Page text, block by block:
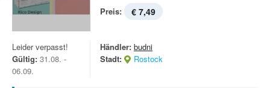
Preis: € 7,49
Leider verpasst!
Gültig: 31.08. -
06.09.
Händler: budni
Stadt:
Rostock